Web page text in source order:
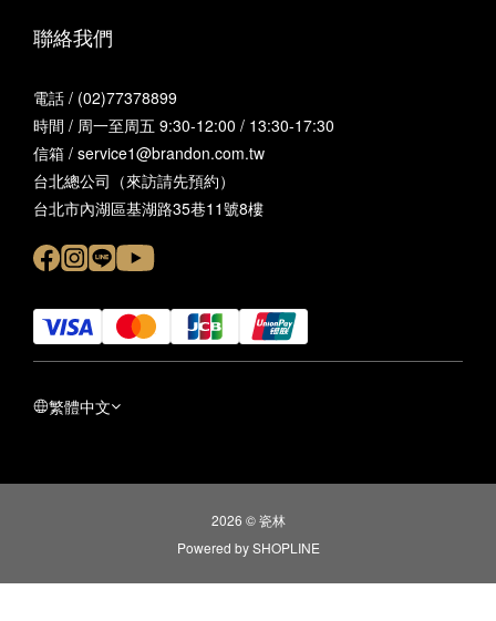
聯絡我們
電話 / (02)77378899
時間 / 周一至周五 9:30-12:00 / 13:30-17:30
信箱 / service1@brandon.com.tw
台北總公司（來訪請先預約）
台北市內湖區基湖路35巷11號8樓
繁體中文
2026 © 瓷林
Powered by SHOPLINE